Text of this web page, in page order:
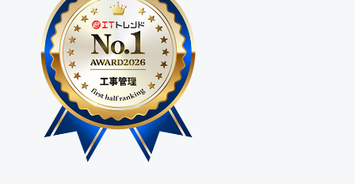
建設業向け基幹業務システム
生産管理
生産管理
MES